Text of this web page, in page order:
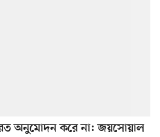
অনুমোদন করে না: জয়সোয়াল